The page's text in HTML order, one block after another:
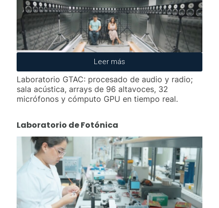
Leer más
Laboratorio GTAC: procesado de audio y radio;
sala acústica, arrays de 96 altavoces, 32
micrófonos y cómputo GPU en tiempo real.
Laboratorio de Fotónica